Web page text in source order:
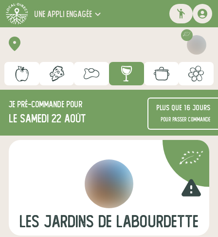
une appli engagée
Je pré-commande pour
le samedi 22 août
Plus que 16 jours
pour passer commande
warning
les jardins de labourdette